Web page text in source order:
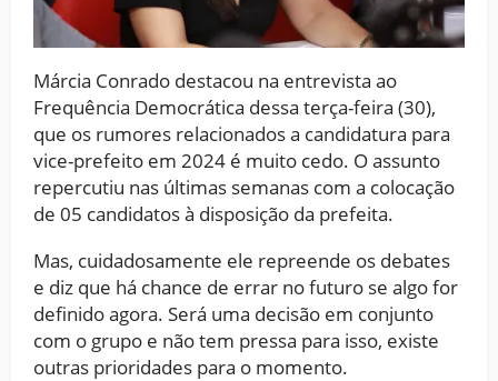
Márcia Conrado destacou na entrevista ao
Frequência Democrática dessa terça-feira (30),
que os rumores relacionados a candidatura para
vice-prefeito em 2024 é muito cedo. O assunto
repercutiu nas últimas semanas com a colocação
de 05 candidatos à disposição da prefeita.
Mas, cuidadosamente ele repreende os debates
e diz que há chance de errar no futuro se algo for
definido agora. Será uma decisão em conjunto
com o grupo e não tem pressa para isso, existe
outras prioridades para o momento.